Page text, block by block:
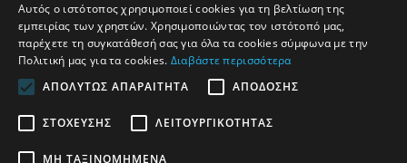
210 590 5000
ΔΕΥΤΕΡΑ - ΠΑΡΑΣΚΕΥΗ:
9:00 - 21:00
info@welhome.gr
Αυτός ο ιστότοπος χρησιμοποιεί cookies για τη βελτίωση της
εμπειρίας των χρηστών. Χρησιμοποιώντας τον ιστότοπό μας,
παρέχετε τη συγκατάθεσή σας για όλα τα cookies σύμφωνα με την
Πολιτική μας για τα cookies. Διαβάστε περισσότερα
ΑΠΟΛΎΤΩΣ ΑΠΑΡΑΊΤΗΤΑ
ΑΠΌΔΟΣΗΣ
ΣΤΌΧΕΥΣΗΣ ΛΕΙΤΟΥΡΓΙΚΌΤΗΤΑΣ
ΜΗ ΤΑΞΙΝΟΜΗΜΈΝΑ